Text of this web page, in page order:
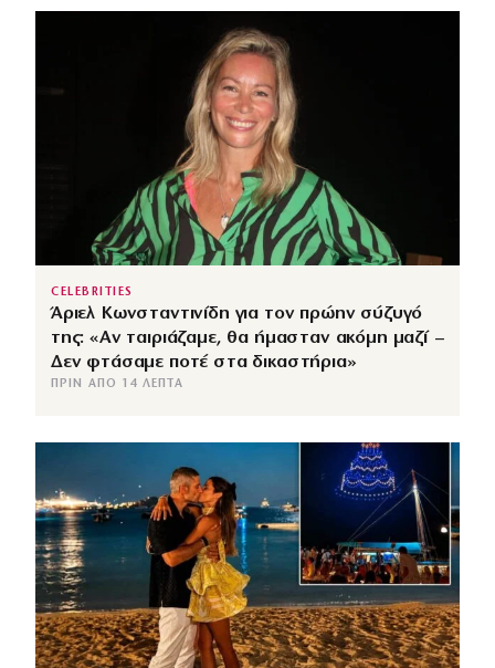
CELEBRITIES
Άριελ Κωνσταντινίδη για τον πρώην σύζυγό
της: «Αν ταιριάζαμε, θα ήμασταν ακόμη μαζί –
Δεν φτάσαμε ποτέ στα δικαστήρια»
ΠΡΙΝ ΑΠΌ 14 ΛΕΠΤΆ